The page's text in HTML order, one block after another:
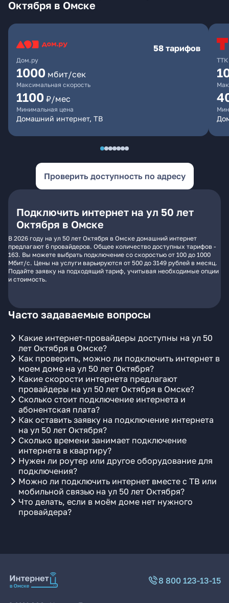
Октября в Омске
Дом.ру
58 тарифов
1000 мбит/сек
Максимальная скорость
1100 ₽/мес
Минимальная цена
Домашний интернет, ТВ
ТТК
Проверить доступность по адресу
Подключить интернет на ул 50 лет
Октября в Омске
В 2026 году на ул 50 лет Октября в Омске домашний интернет
предлагают 6 провайдеров. Общее количество доступных тарифов -
163. Вы можете выбрать подключение со скоростью от 100 до 1000
Мбит/с. Цены на услуги варьируются от 500 до 3149 рублей в месяц.
Подайте заявку на подходящий тариф, учитывая необходимые опции
и стоимость.
Часто задаваемые вопросы
Какие интернет-провайдеры доступны на ул 50
лет Октября в Омске?
Как проверить, можно ли подключить интернет в
моем доме на ул 50 лет Октября?
Какие скорости интернета предлагают
провайдеры на ул 50 лет Октября в Омске?
Сколько стоит подключение интернета и
абонентская плата?
Как оставить заявку на подключение интернета
на ул 50 лет Октября?
Сколько времени занимает подключение
интернета в квартиру?
Нужен ли роутер или другое оборудование для
подключения?
Можно ли подключить интернет вместе с ТВ или
мобильной связью на ул 50 лет Октября?
Что делать, если в моём доме нет нужного
провайдера?
8 800 123-13-15